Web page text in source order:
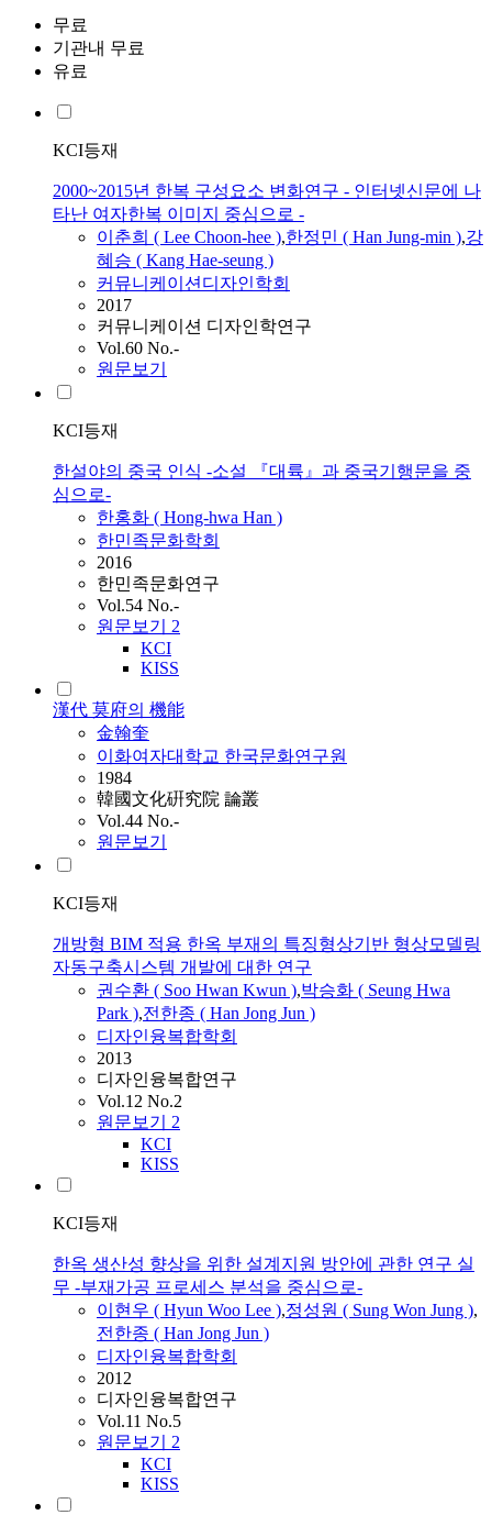
무료
기관내 무료
유료
KCI등재
2000~2015년 한복 구성요소 변화연구 - 인터넷신문에 나
타난 여자한복 이미지 중심으로 -
이춘희 ( Lee Choon-hee ),한정민 ( Han Jung-min ),강
혜승 ( Kang Hae-seung )
커뮤니케이션디자인학회
2017
커뮤니케이션 디자인학연구
Vol.60 No.-
원문보기
KCI등재
한설야의 중국 인식 -소설 『대륙』과 중국기행문을 중
심으로-
한홍화 ( Hong-hwa Han )
한민족문화학회
2016
한민족문화연구
Vol.54 No.-
원문보기 2
KCI
KISS
漢代 莫府의 機能
金翰奎
이화여자대학교 한국문화연구원
1984
韓國文化硏究院 論叢
Vol.44 No.-
원문보기
KCI등재
개방형 BIM 적용 한옥 부재의 특징형상기반 형상모델링
자동구축시스템 개발에 대한 연구
권수환 ( Soo Hwan Kwun ),박승화 ( Seung Hwa
Park ),전한종 ( Han Jong Jun )
디자인융복합학회
2013
디자인융복합연구
Vol.12 No.2
원문보기 2
KCI
KISS
KCI등재
한옥 생산성 향상을 위한 설계지원 방안에 관한 연구 실
무 -부재가공 프로세스 분석을 중심으로-
이현우 ( Hyun Woo Lee ),정성원 ( Sung Won Jung ),
전한종 ( Han Jong Jun )
디자인융복합학회
2012
디자인융복합연구
Vol.11 No.5
원문보기 2
KCI
KISS